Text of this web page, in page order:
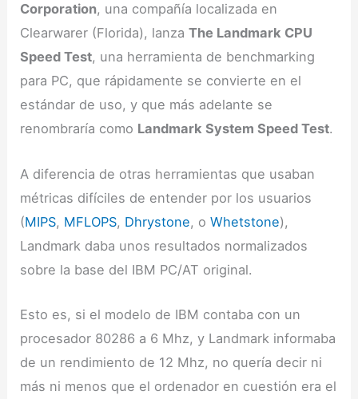
Corporation, una compañía localizada en
Clearwarer (Florida), lanzaThe Landmark CPU
Speed Test, una herramienta de benchmarking
para PC, que rápidamente se convierte en el
estándar de uso, y que más adelante se
renombraría como Landmark System Speed Test.
A diferencia de otras herramientas que usaban
métricas difíciles de entender por los usuarios
(MIPS, MFLOPS, Dhrystone, oWhetstone),
Landmark daba unos resultados normalizados
sobre la base del IBM PC/AT original.
Esto es, si el modelo de IBM contaba con un
procesador 80286 a 6 Mhz, y Landmark informaba
de un rendimiento de 12 Mhz, no quería decir ni
más ni menos que el ordenador en cuestión era el